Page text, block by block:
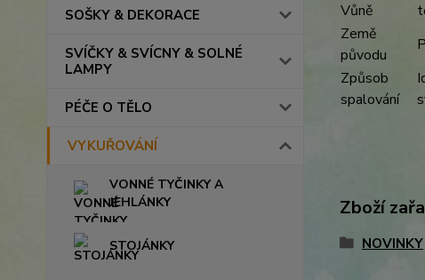
SOŠKY & DEKORACE
SVÍČKY & SVÍCNY & SOLNÉ
LAMPY
PÉČE O TĚLO
VYKUŘOVÁNÍ
VONNÉ TYČINKY A
JEHLÁNKY
STOJÁNKY
Vůně
Země
původu
Způsob
spalování
Zboží
NOVINKY